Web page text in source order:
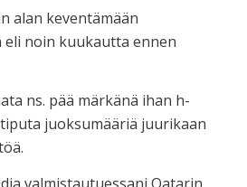
alan keventämään
noin kuukautta ennen
ns. pää märkänä ihan h-
juoksumääriä juurikaan